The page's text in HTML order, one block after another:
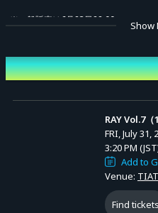
※一般販売は6月23日22:00~
※全席指定席となります。
※座席は当日発表予定となっておりま
※本公演は環境の維持、および皆様へ
ム手数料を導入しております。
NARITA RYO/おおさわよしの
Ma0./momo/けんすけ/可伊/ko-ki/
Show
Event Date and
RAY Vol.7（
FRI, July 31,
3:20 PM
Add to
Venue:
Find tickets